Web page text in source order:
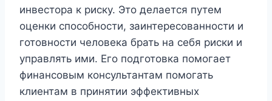
инвестора к риску. Это делается путем
оценки способности, заинтересованности и
готовности человека брать на себя риски и
управлять ими. Его подготовка помогает
финансовым консультантам помогать
клиентам в принятии эффективных